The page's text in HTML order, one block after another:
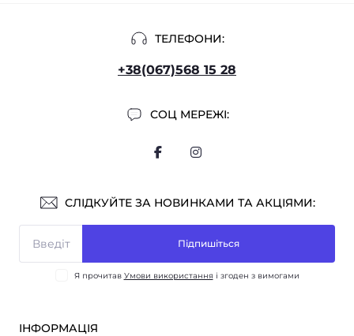
ТЕЛЕФОНИ:
+38(067)568 15 28
СОЦ МЕРЕЖІ:
СЛІДКУЙТЕ ЗА НОВИНКАМИ ТА АКЦІЯМИ:
Підпишіться
Я прочитав Умови використання і згоден з вимогами
ІНФОРМАЦІЯ